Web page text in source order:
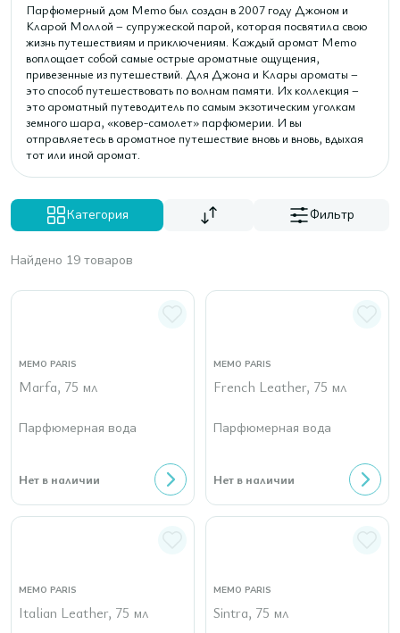
Парфюмерный дом Memo был создан в 2007 году Джоном и
Кларой Моллой – супружеской парой, которая посвятила свою
жизнь путешествиям и приключениям. Каждый аромат Memo
воплощает собой самые острые ароматные ощущения,
привезенные из путешествий. Для Джона и Клары ароматы –
это способ путешествовать по волнам памяти. Их коллекция –
это ароматный путеводитель по самым экзотическим уголкам
земного шара, «ковер-самолет» парфюмерии. И вы
отправляетесь в ароматное путешествие вновь и вновь, вдыхая
тот или иной аромат.
Категория Фильтр
Найдено 19 товаров
MEMO PARIS
Marfa, 75 мл
Парфюмерная вода
Нет в наличии
MEMO PARIS
French Leather, 75 мл
Парфюмерная вода
Нет в наличии
MEMO PARIS
Italian Leather, 75 мл
MEMO PARIS
Sintra, 75 мл